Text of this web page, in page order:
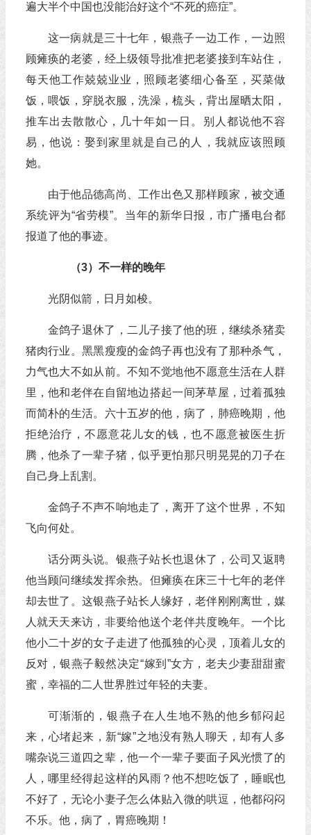
遍大半个中国也没能治好这个“不死的癌症”。
这一病就是三十七年，银燕子一边工作，一边照
顾瘫痪的老婆，经上级领导批准把老婆接到车站住，
每天他工作兢兢业业，照顾老婆细心备至，买菜做
饭，喂饭，穿脱衣服，洗澡，梳头，背出屋晒太阳，
推车出去散散心，几十年如一日。别人都说他不容
易，他说：娶到家里就是自己的人，我就应该照顾
她。
由于他品德高尚、工作出色又那样顾家，被交通
系统评为“省劳模”。当年的新华日报，市广播电台都
报道了他的事迹。
（3）不一样的晚年
光阴似箭，日月如梭。
金鸽子退休了，二儿子接了他的班，继续杀猪卖
猪肉行业。黑黑瘦瘦的金鸽子再也没有了那种杀气，
力气也大不如从前。不知不觉地他不愿意生活在人群
里，他和老伴在自留地边搭起一间茅草屋，过着孤独
而简朴的生活。六十五岁的他，病了，肺癌晚期，他
拒绝治疗，不愿意花儿女的钱，也不愿意被医生折
腾，他杀了一辈子猪，似乎更怕那只明晃晃的刀子在
自己身上乱割。
金鸽子不声不响地走了，离开了这个世界，不知
飞向何处。
话分两头说。银燕子站长也退休了，公司又返聘
他当顾问继续发挥余热。但瘫痪在床三十七年的老伴
却去世了。这银燕子站长人缘好，老伴刚刚离世，媒
人就天天来访，非要给他送个老伴共度晚年。一个比
他小二十岁的女子走进了他孤独的心灵，顶着儿女的
反对，银燕子毅然决定“嫁到”女方，老夫少妻甜甜蜜
蜜，幸福的二人世界胜过年轻的夫妻。
可渐渐的，银燕子在人生地不熟的他乡郁闷起
来，心堵起来，新“嫁”之地没有熟人聊天，却有人多
嘴杂说三道四之辈，他一个一辈子要面子风光惯了的
人，哪里经得起这样的风雨？他不想吃饭了，睡眠也
不好了，无论小妻子怎么体贴入微的哄逗，他都闷闷
不乐。他，病了，胃癌晚期！